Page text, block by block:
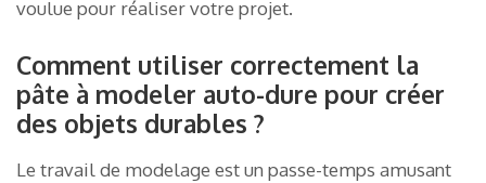
voulue pour réaliser votre projet.
Comment utiliser correctement la
pâte à modeler auto-dure pour créer
des objets durables ?
Le travail de modelage est un passe-temps amusant